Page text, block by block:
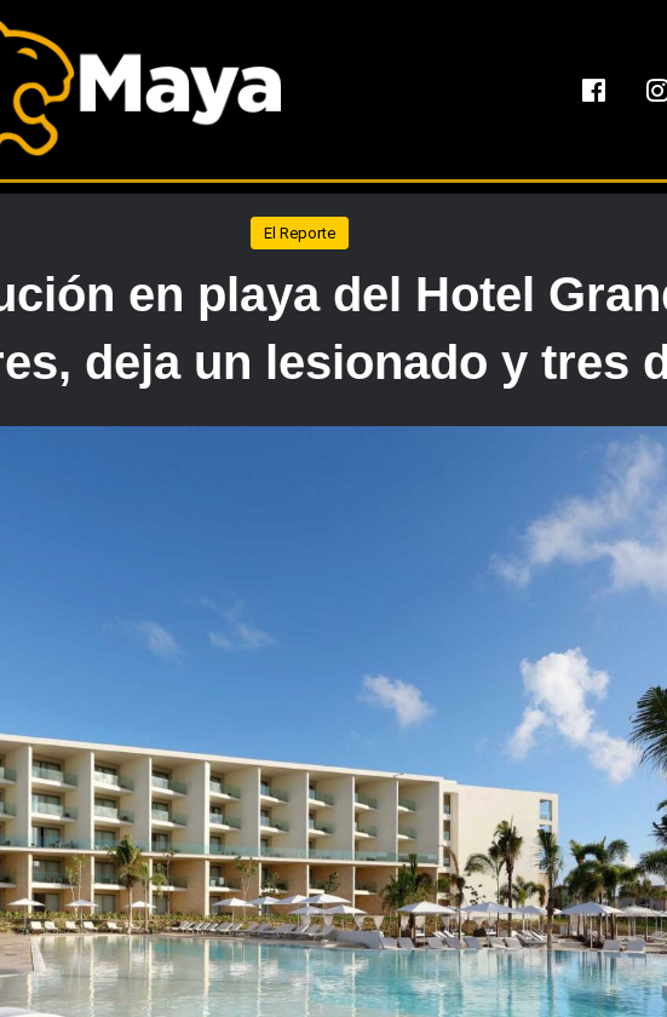
El Reporte
en playa del Hotel
deja un lesionado y tres